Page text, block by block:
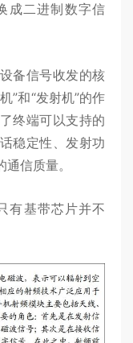
成二进制数字信
备信号收发的核
”和“发射机”的作
终端可以支持的
稳定性、发射功
信质量。
基带芯片并不